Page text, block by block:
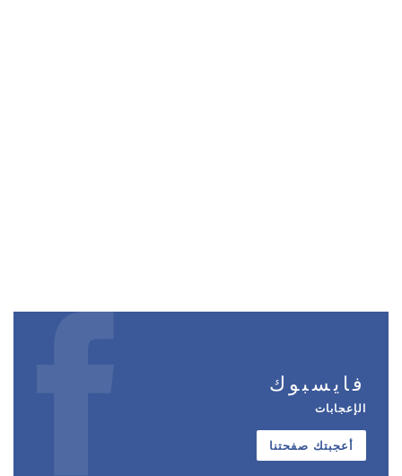
فايسبوك
الإعجابات
أعجبتك صفحتنا